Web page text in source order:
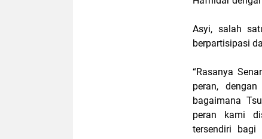
Asyi, salah
berpartisipasi
“Rasanya
peran,
bagaimana
peran kami
tersendiri bagi